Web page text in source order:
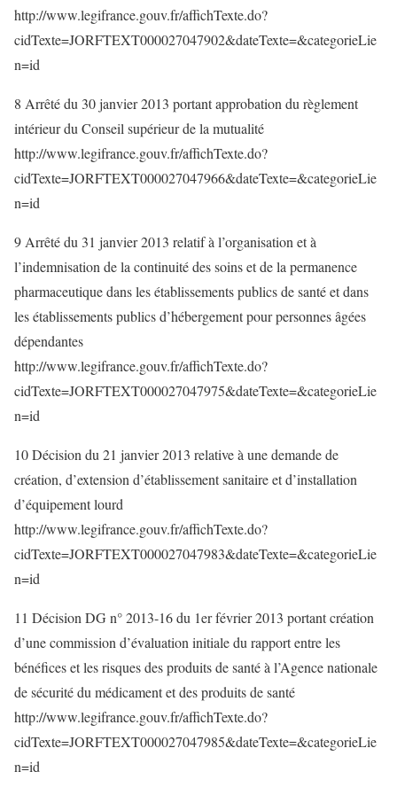
http://www.legifrance.gouv.fr/affichTexte.do?
cidTexte=JORFTEXT000027047902&dateTexte=&categorieLie
n=id
8 Arrêté du 30 janvier 2013 portant approbation du règlement
intérieur du Conseil supérieur de la mutualité
http://www.legifrance.gouv.fr/affichTexte.do?
cidTexte=JORFTEXT000027047966&dateTexte=&categorieLie
n=id
9 Arrêté du 31 janvier 2013 relatif à l’organisation et à
l’indemnisation de la continuité des soins et de la permanence
pharmaceutique dans les établissements publics de santé et dans
les établissements publics d’hébergement pour personnes âgées
dépendantes
http://www.legifrance.gouv.fr/affichTexte.do?
cidTexte=JORFTEXT000027047975&dateTexte=&categorieLie
n=id
10 Décision du 21 janvier 2013 relative à une demande de
création, d’extension d’établissement sanitaire et d’installation
d’équipement lourd
http://www.legifrance.gouv.fr/affichTexte.do?
cidTexte=JORFTEXT000027047983&dateTexte=&categorieLie
n=id
11 Décision DG n° 2013-16 du 1er février 2013 portant création
d’une commission d’évaluation initiale du rapport entre les
bénéfices et les risques des produits de santé à l’Agence nationale
de sécurité du médicament et des produits de santé
http://www.legifrance.gouv.fr/affichTexte.do?
cidTexte=JORFTEXT000027047985&dateTexte=&categorieLie
n=id